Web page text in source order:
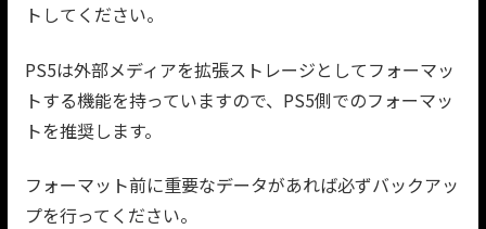
トしてください。
PS5は外部メディアを拡張ストレージとしてフォーマッ
トする機能を持っていますので、PS5側でのフォーマッ
トを推奨します。
フォーマット前に重要なデータがあれば必ずバックアッ
プを行ってください。